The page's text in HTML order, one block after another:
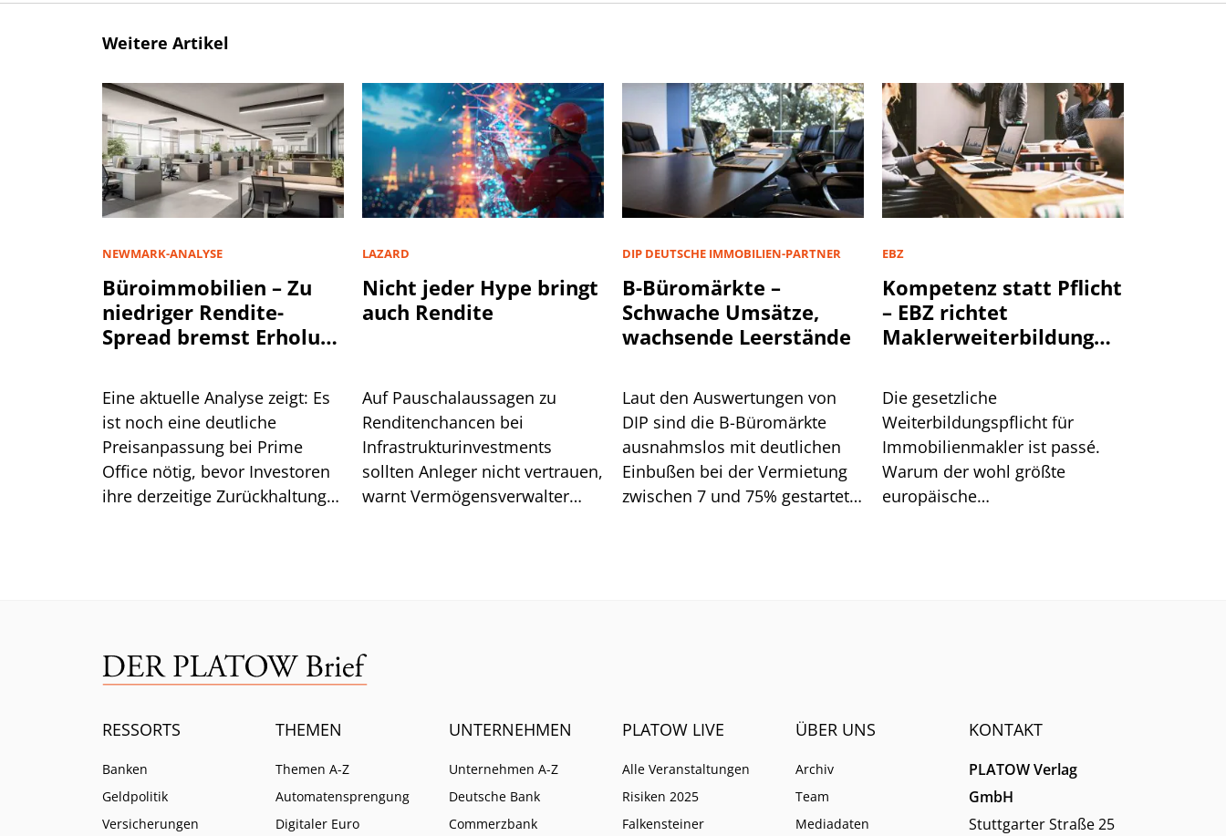
Weitere Artikel
NEWMARK-ANALYSE
Büroimmobilien – Zu
niedriger Rendite-
Spread bremst Erholung
Eine aktuelle Analyse zeigt: Es
ist noch eine deutliche
Preisanpassung bei Prime
Office nötig, bevor Investoren
ihre derzeitige Zurückhaltung
LAZARD
Nicht jeder Hype bringt
auch Rendite
Auf Pauschalaussagen zu
Renditenchancen bei
Infrastrukturinvestments
sollten Anleger nicht vertrauen,
warnt Vermögensverwalter
DIP DEUTSCHE IMMOBILIEN-PARTNER
B-Büromärkte –
Schwache Umsätze,
wachsende Leerstände
Laut den Auswertungen von
DIP sind die B-Büromärkte
ausnahmslos mit deutlichen
Einbußen bei der Vermietung
zwischen 7 und 75% gestartet.
EBZ
Kompetenz statt Pflicht
– EBZ richtet
Maklerweiterbildung
Die gesetzliche
Weiterbildungspflicht für
Immobilienmakler ist passé.
Warum der wohl größte
europäische
RESSORTS
Banken
Geldpolitik
Versicherungen
THEMEN
Themen A-Z
Automatensprengung
Digitaler Euro
UNTERNEHMEN
Unternehmen A-Z
Deutsche Bank
Commerzbank
PLATOW LIVE
Alle Veranstaltungen
Risiken 2025
Falkensteiner
ÜBER UNS
Archiv
Team
Mediadaten
KONTAKT
PLATOW Verlag
GmbH
Stuttgarter Straße 25